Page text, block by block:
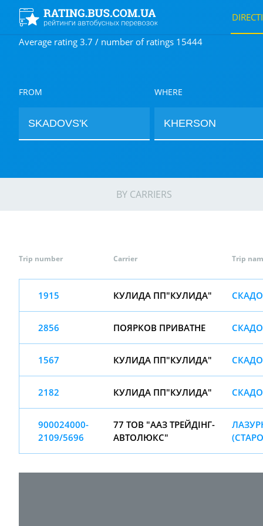
Average rating 3.7 / number of ratings 15444
FROM WHERE
BY CARRIERS
Trip number Carrier Trip
1915 КУЛИДА ПП"КУЛИДА"
2856 ПОЯРКОВ ПРИВАТНЕ
1567 КУЛИДА ПП"КУЛИДА"
2182 КУЛИДА ПП"КУЛИДА"
900024000-
2109/5696
77 ТОВ "ААЗ ТРЕЙДІНГ-
АВТОЛЮКС"